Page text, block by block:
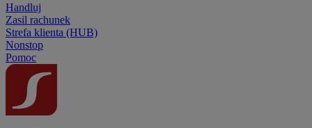
Handluj
Zasil rachunek
Strefa klienta (HUB)
Nonstop
Pomoc